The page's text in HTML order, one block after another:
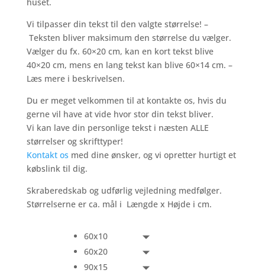
Vi tilpasser din tekst til den valgte størrelse! –
Teksten bliver maksimum den størrelse du vælger.
Vælger du fx. 60×20 cm, kan en kort tekst blive
40×20 cm, mens en lang tekst kan blive 60×14 cm. –
Læs mere i beskrivelsen.
Du er meget velkommen til at kontakte os, hvis du
gerne vil have at vide hvor stor din tekst bliver.
Vi kan lave din personlige tekst i næsten ALLE
størrelser og skrifttyper!
Kontakt os med dine ønsker, og vi opretter hurtigt et
købslink til dig.
Skraberedskab og udførlig vejledning medfølger.
Størrelserne er ca. mål i Længde x Højde i cm.
60x10
60x20
90x15